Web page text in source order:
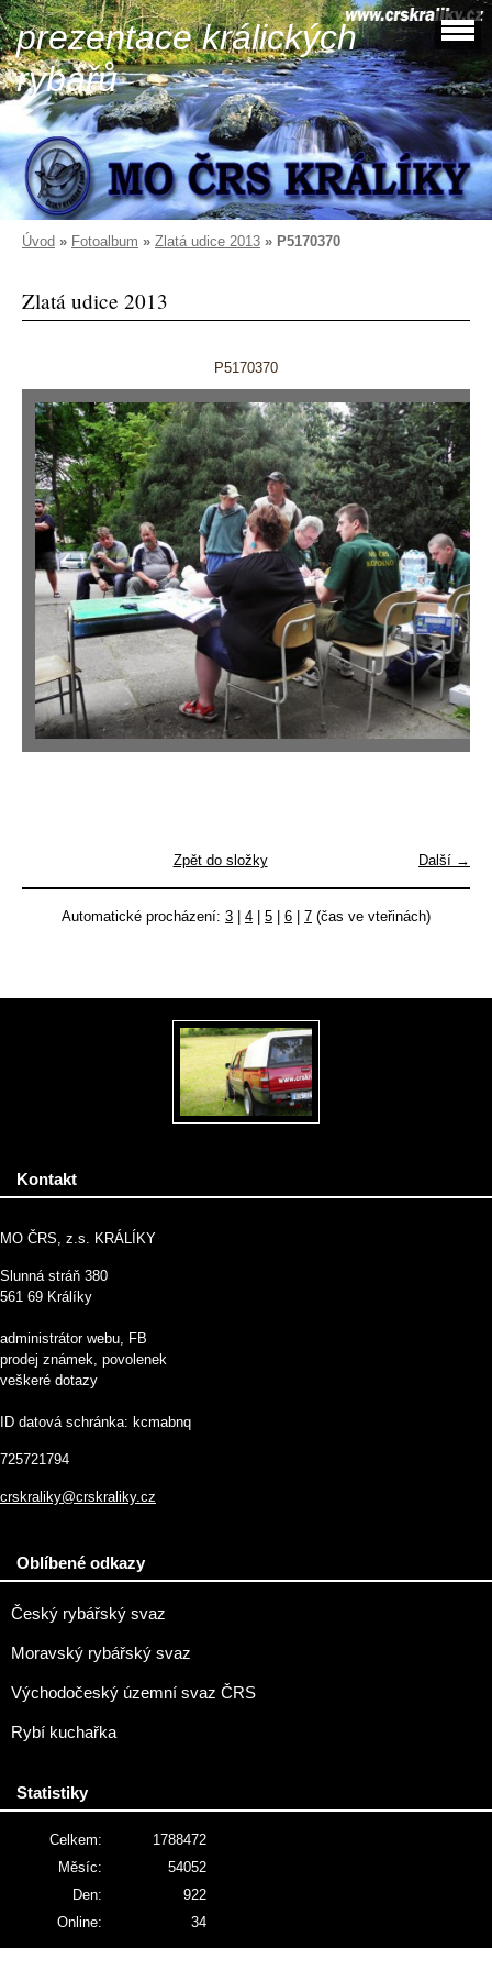
prezentace králických
rybářů
Úvod » Fotoalbum » Zlatá udice 2013 » P5170370
Zlatá udice 2013
P5170370
Další →
Zpět do složky
Automatické procházení: 3 4 5 6 7 (čas ve vteřinách)
Kontakt
MO ČRS, z.s. KRÁLÍKY
Slunná stráň 380
561 69 Králíky
administrátor webu, FB
prodej známek, povolenek
veškeré dotazy
ID datová schránka: kcmabnq
725721794
crskraliky@crskraliky.cz
Oblíbené odkazy
Český rybářský svaz
Moravský rybářský svaz
Východočeský územní svaz ČRS
Rybí kuchařka
Statistiky
Online: 34
Celkem:
1788472
Měsíc:
54052
Den:
922